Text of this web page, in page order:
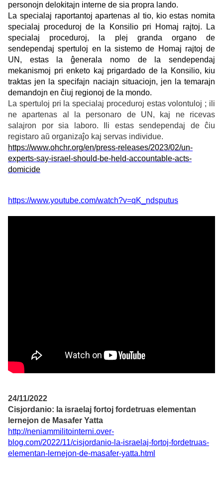
personojn delokitajn interne de sia propra lando.
La specialaj raportantoj apartenas al tio, kio estas nomita
specialaj proceduroj de la Konsilio pri Homaj rajtoj. La
specialaj proceduroj, la plej granda organo de
sendependaj spertuloj en la sistemo de Homaj rajtoj de
UN, estas la ĝenerala nomo de la sendependaj
mekanismoj pri enketo kaj prigardado de la Konsilio, kiu
traktas jen la specifajn naciajn situaciojn, jen la temarajn
demandojn en ĉiuj regionoj de la mondo.
La spertuloj pri la specialaj proceduroj estas volontuloj ; ili
ne apartenas al la personaro de UN, kaj ne ricevas
salajron por sia laboro. Ili estas sendependaj de ĉiu
registaro aŭ organizaĵo kaj servas individue.
https://www.ohchr.org/en/press-releases/2023/02/un-
experts-say-israel-should-be-held-accountable-acts-
domicide
https://www.youtube.com/watch?v=qK_ndsputus
24/11/2022
Cisjordanio: la israelaj fortoj fordetruas elementan
lernejon de Masafer Yatta
http://neniammilitointerni.over-
blog.com/2022/11/cisjordanio-la-israelaj-fortoj-fordetruas-
elementan-lernejon-de-masafer-yatta.html